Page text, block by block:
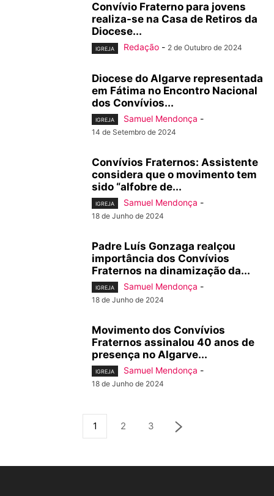
Convívio Fraterno para jovens
realiza-se na Casa de Retiros da
Diocese...
IGREJA Redação - 2 de Outubro de 2024
Diocese do Algarve representada
em Fátima no Encontro Nacional
dos Convívios...
IGREJA Samuel Mendonça -
14 de Setembro de 2024
Convívios Fraternos: Assistente
considera que o movimento tem
sido “alfobre de...
IGREJA Samuel Mendonça -
18 de Junho de 2024
Padre Luís Gonzaga realçou
importância dos Convívios
Fraternos na dinamização da...
IGREJA Samuel Mendonça -
18 de Junho de 2024
Movimento dos Convívios
Fraternos assinalou 40 anos de
presença no Algarve...
IGREJA Samuel Mendonça -
18 de Junho de 2024
1 2 3